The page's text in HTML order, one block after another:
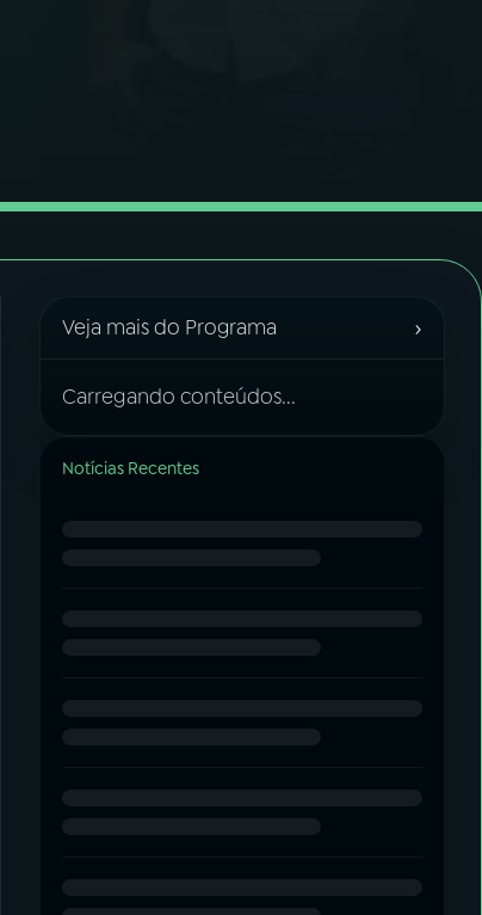
Veja mais do Programa ›
Carregando conteúdos...
Notícias Recentes